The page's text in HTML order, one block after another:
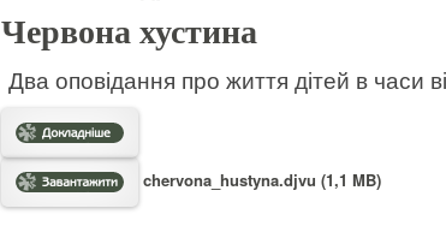
Червона хустина
Два оповідання про життя дітей в часи
chervona_hustyna.djvu (1,1 MB)